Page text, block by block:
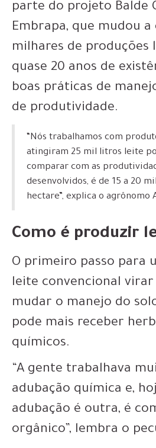
parte do projeto Balde
Embrapa, que mudou a
milhares de produções
quase 20 anos de
boas práticas de
de produtividade.
“Nós trabalhamos com
atingiram 25 mil litros leite
comparar com as
desenvolvidos, é de 15 a 20
hectare”, explica o agrônomo
Como é produzir
O primeiro passo para
leite convencional
mudar o manejo do
pode mais receber
químicos.
“A gente trabalhava
adubação química e,
adubação é outra, é
orgânico”, lembra o